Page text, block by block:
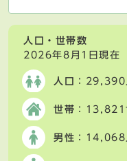
人口・世帯数
2026年8月1日現在
人口 ：29,390
世帯 ：13,821
男性 ：14,068